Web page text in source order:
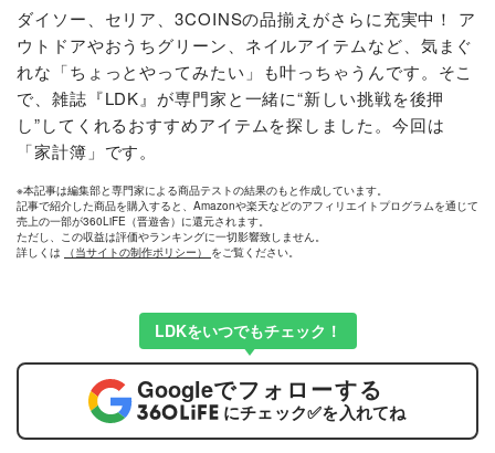
ダイソー、セリア、3COINSの品揃えがさらに充実中！ ア
ウトドアやおうちグリーン、ネイルアイテムなど、気まぐ
れな「ちょっとやってみたい」も叶っちゃうんです。そこ
で、雑誌『LDK』が専門家と一緒に“新しい挑戦を後押
し”してくれるおすすめアイテムを探しました。今回は
「家計簿」です。
※本記事は編集部と専門家による商品テストの結果のもと作成しています。
記事で紹介した商品を購入すると、Amazonや楽天などのアフィリエイトプログラムを通じて
売上の一部が360LiFE（晋遊舎）に還元されます。
ただし、この収益は評価やランキングに一切影響致しません。
詳しくは
（当サイトの制作ポリシー） をご覧ください。
LDKをいつでもチェック！
Googleでフォローする
にチェック✅を入れてね